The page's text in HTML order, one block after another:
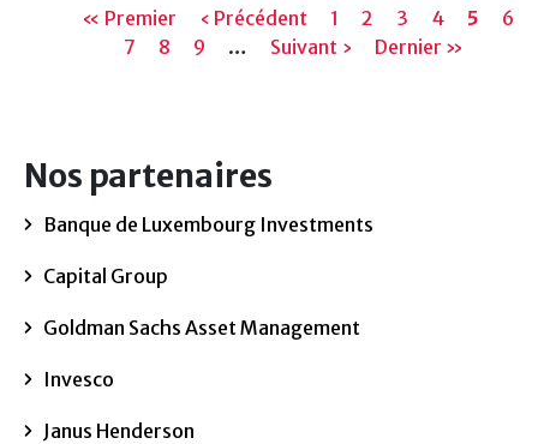
Pagination
Première
page
« Premier
Page
précédente
‹ Précédent Page
1 Page
2 Page
3 Page
4
Page
5
6
Page
7 Page
8 Page
9 …
Page
Suivant ›
Dernière
Dernier »
Nos partenaires
Banque de Luxembourg Investments
Capital Group
Goldman Sachs Asset Management
Invesco
Janus Henderson